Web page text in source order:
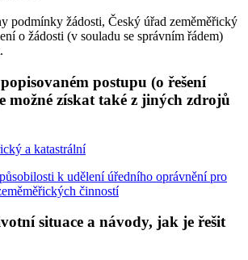
podmínky žádosti, Český úřad zeměměřický
o žádosti (v souladu se správním řádem)
postupu (o řešení
možné získat také z jiných zdrojů
a katastrální
k udělení úředního oprávnění pro
činností
situace a návody, jak je řešit